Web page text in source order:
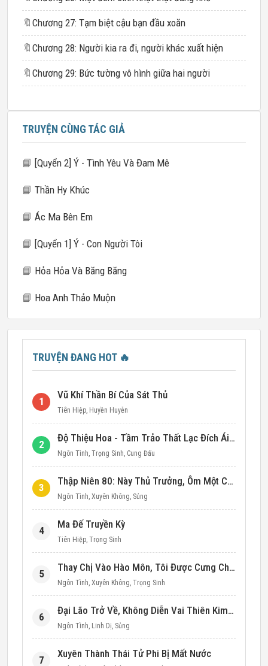
🔖 Chương 27: Tạm biệt cậu bạn đầu xoăn
🔖 Chương 28: Người kia ra đi, người khác xuất hiện
🔖 Chương 29: Bức tường vô hình giữa hai người
TRUYỆN CÙNG TÁC GIẢ
📘 [Quyển 2] Ý - Tình Yêu Và Đam Mê
📘 Thần Hy Khúc
📘 Ác Ma Bên Em
📘 [Quyển 1] Ý - Con Người Tôi
📘 Hỏa Hỏa Và Băng Băng
📘 Hoa Anh Thảo Muộn
TRUYỆN ĐANG HOT 🔥
1
Vũ Khí Thần Bí Của Sát Thủ
Tiên Hiệp, Huyền Huyễn
2
Độ Thiệu Hoa - Tầm Trảo Thất Lạc Đích Ái Tình
Ngôn Tình, Trọng Sinh, Cung Đấu
3
Thập Niên 80: Này Thủ Trưởng, Ôm Một Cái Đi!
Ngôn Tình, Xuyên Không, Sủng
4
Ma Đế Truyền Kỳ
Tiên Hiệp, Trọng Sinh
5
Thay Chị Vào Hào Môn, Tôi Được Cưng Chiều Hết Mực (Thập Niên 90)
Ngôn Tình, Xuyên Không, Trọng Sinh
6
Đại Lão Trở Về, Không Diễn Vai Thiên Kim Giả Nữa
Ngôn Tình, Linh Dị, Sủng
7
Xuyên Thành Thái Tử Phi Bị Mất Nước